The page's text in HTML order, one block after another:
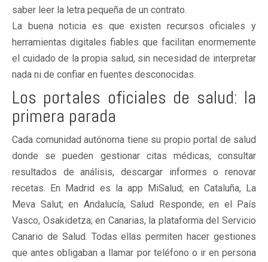
saber leer la letra pequeña de un contrato.
La buena noticia es que existen recursos oficiales y
herramientas digitales fiables que facilitan enormemente
el cuidado de la propia salud, sin necesidad de interpretar
nada ni de confiar en fuentes desconocidas.
Los portales oficiales de salud: la
primera parada
Cada comunidad autónoma tiene su propio portal de salud
donde se pueden gestionar citas médicas, consultar
resultados de análisis, descargar informes o renovar
recetas. En Madrid es la app MiSalud; en Cataluña, La
Meva Salut; en Andalucía, Salud Responde; en el País
Vasco, Osakidetza; en Canarias, la plataforma del Servicio
Canario de Salud. Todas ellas permiten hacer gestiones
que antes obligaban a llamar por teléfono o ir en persona